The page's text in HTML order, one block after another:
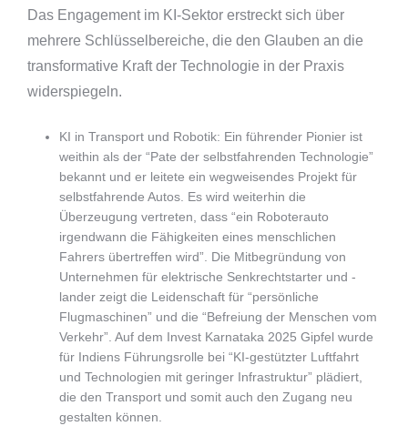
Das Engagement im KI-Sektor erstreckt sich über
mehrere Schlüsselbereiche, die den Glauben an die
transformative Kraft der Technologie in der Praxis
widerspiegeln.
KI in Transport und Robotik: Ein führender Pionier ist
weithin als der “Pate der selbstfahrenden Technologie”
bekannt und er leitete ein wegweisendes Projekt für
selbstfahrende Autos. Es wird weiterhin die
Überzeugung vertreten, dass “ein Roboterauto
irgendwann die Fähigkeiten eines menschlichen
Fahrers übertreffen wird”. Die Mitbegründung von
Unternehmen für elektrische Senkrechtstarter und -
lander zeigt die Leidenschaft für “persönliche
Flugmaschinen” und die “Befreiung der Menschen vom
Verkehr”. Auf dem Invest Karnataka 2025 Gipfel wurde
für Indiens Führungsrolle bei “KI-gestützter Luftfahrt
und Technologien mit geringer Infrastruktur” plädiert,
die den Transport und somit auch den Zugang neu
gestalten können.